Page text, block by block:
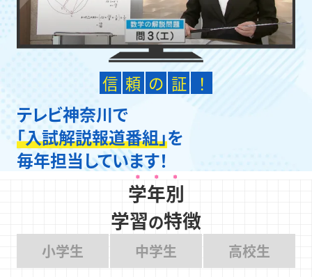
信 頼 の 証 ！
テレビ神奈川で
「入試解説報道番組」を
毎年担当しています！
学年別
学習の特徴
小学生 中学生 高校生